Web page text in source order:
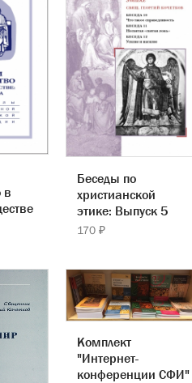
в
Беседы по
христианской
этике: Выпуск 5
170 ₽
Комплект
"Интернет-
конференции СФИ"